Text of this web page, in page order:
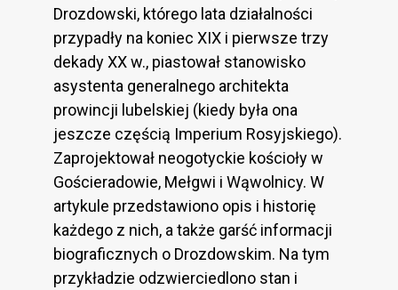
Drozdowski, którego lata działalności
przypadły na koniec XIX i pierwsze trzy
dekady XX w., piastował stanowisko
asystenta generalnego architekta
prowincji lubelskiej (kiedy była ona
jeszcze częścią Imperium Rosyjskiego).
Zaprojektował neogotyckie kościoły w
Gościeradowie, Mełgwi i Wąwolnicy. W
artykule przedstawiono opis i historię
każdego z nich, a także garść informacji
biograficznych o Drozdowskim. Na tym
przykładzie odzwierciedlono stan i